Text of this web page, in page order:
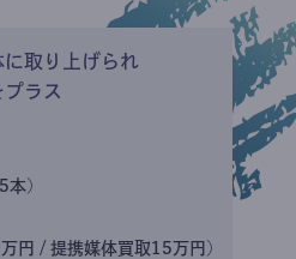
取り上げられ
プラス
本)
円 / 提携媒体買取15万円)